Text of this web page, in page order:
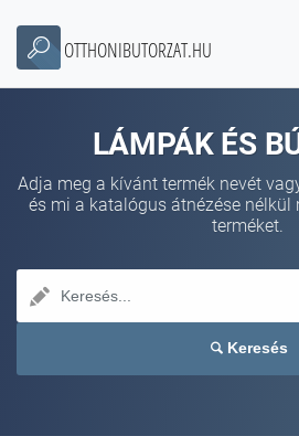
OTTHONIBUTORZAT.HU
LÁMPÁK ÉS
Adja meg a kívánt termék nevét
és mi a katalógus átnézése nélkül
terméket.
Keresés